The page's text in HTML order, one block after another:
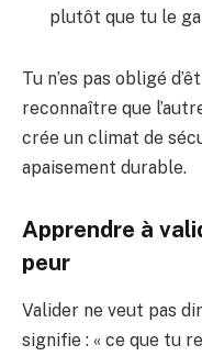
plutôt que tu le
Tu n’es pas obligé
reconnaître que
crée un climat de
apaisement durable.
Apprendre à
peur
Valider ne veut pas
signifie : « ce que tu